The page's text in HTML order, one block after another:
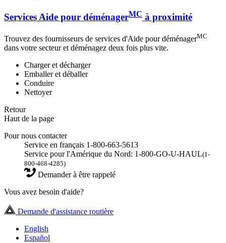
Services Aide pour déménagerMC à proximité
Trouvez des fournisseurs de services d'Aide pour déménagerMC
dans votre secteur et déménagez deux fois plus vite.
Charger et décharger
Emballer et déballer
Conduire
Nettoyer
Retour
Haut de la page
Pour nous contacter
Service en français 1-800-663-5613
Service pour l'Amérique du Nord: 1-800-GO-U-HAUL(1-
800-468-4285)
Demander à être rappelé
Vous avez besoin d'aide?
Demande d'assistance routière
English
Español